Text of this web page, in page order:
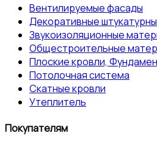
Вентилируемые фасады
Декоративные
Звукоизоляционные
Общестроительные
Плоские кровли,
Потолочная система
Скатные кровли
Утеплитель
Покупателям